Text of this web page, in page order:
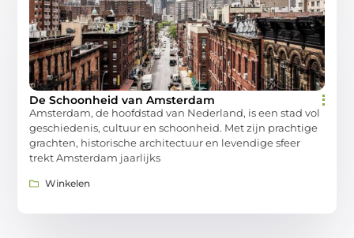
De Schoonheid van Amsterdam
Amsterdam, de hoofdstad van Nederland, is een stad vol
geschiedenis, cultuur en schoonheid. Met zijn prachtige
grachten, historische architectuur en levendige sfeer
trekt Amsterdam jaarlijks
Winkelen